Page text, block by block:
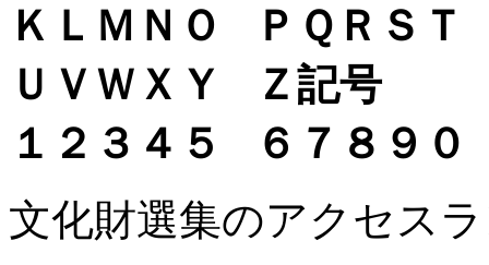
Ｋ Ｌ Ｍ Ｎ Ｏ Ｐ Ｑ Ｒ Ｓ Ｔ
Ｕ Ｖ Ｗ Ｘ Ｙ Ｚ記号
１ ２ ３ ４ ５ ６ ７ ８ ９ ０
文化財選集のアクセス